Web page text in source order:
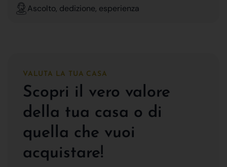
Ascolto, dedizione, esperienza
VALUTA LA TUA CASA
Scopri il vero valore
della tua casa o di
quella che vuoi
acquistare!